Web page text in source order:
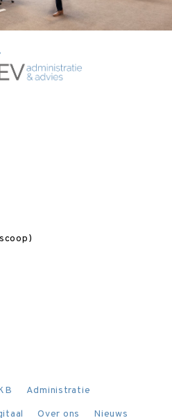
Administratie
Over ons Nieuws